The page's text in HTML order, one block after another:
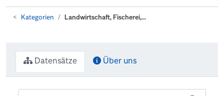
Kategorien Landwirtschaft, Fischerei,...
Datensätze Über uns